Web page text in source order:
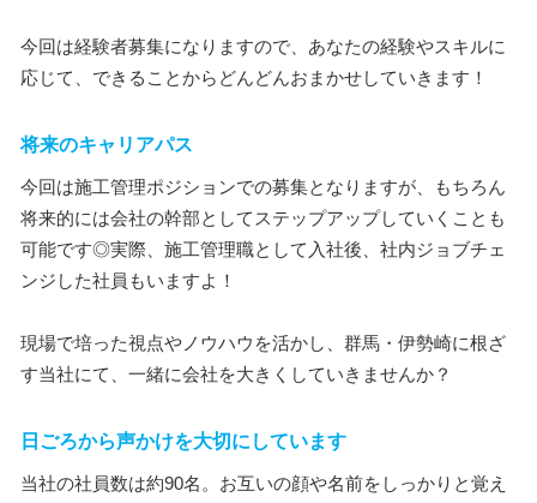
今回は経験者募集になりますので、あなたの経験やスキルに
応じて、できることからどんどんおまかせしていきます！
将来のキャリアパス
今回は施工管理ポジションでの募集となりますが、もちろん
将来的には会社の幹部としてステップアップしていくことも
可能です◎実際、施工管理職として入社後、社内ジョブチェ
ンジした社員もいますよ！
現場で培った視点やノウハウを活かし、群馬・伊勢崎に根ざ
す当社にて、一緒に会社を大きくしていきませんか？
日ごろから声かけを大切にしています
当社の社員数は約90名。お互いの顔や名前をしっかりと覚え